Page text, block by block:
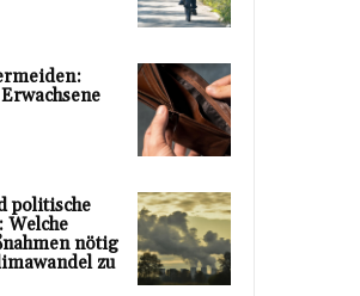
politische
Welche
nötig
zu